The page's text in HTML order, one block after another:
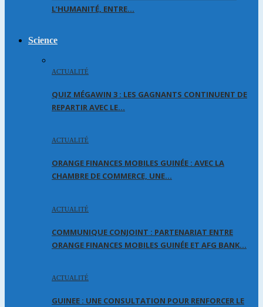
L’HUMANITÉ, ENTRE…
Science
ACTUALITÉ
QUIZ MÉGAWIN 3 : LES GAGNANTS CONTINUENT DE
REPARTIR AVEC LE…
ACTUALITÉ
ORANGE FINANCES MOBILES GUINÉE : AVEC LA
CHAMBRE DE COMMERCE, UNE…
ACTUALITÉ
COMMUNIQUE CONJOINT : PARTENARIAT ENTRE
ORANGE FINANCES MOBILES GUINÉE ET AFG BANK…
ACTUALITÉ
GUINEE : UNE CONSULTATION POUR RENFORCER LE